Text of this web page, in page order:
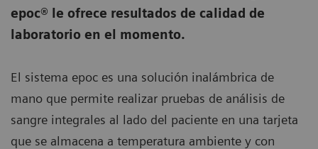
epoc® le ofrece resultados de calidad de
laboratorio en el momento.
El sistema epoc es una solución inalámbrica de
mano que permite realizar pruebas de análisis de
sangre integrales al lado del paciente en una tarjeta
que se almacena a temperatura ambiente y con